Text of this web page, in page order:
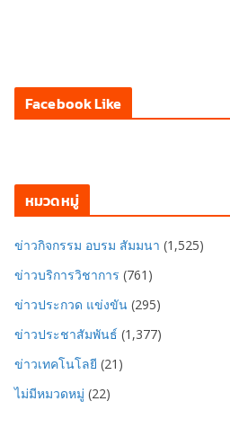
Facebook Like
หมวดหมู่
ข่าวกิจกรรม อบรม สัมมนา (1,525)
ข่าวบริการวิชาการ (761)
ข่าวประกวด แข่งขัน (295)
ข่าวประชาสัมพันธ์ (1,377)
ข่าวเทคโนโลยี (21)
ไม่มีหมวดหมู่ (22)